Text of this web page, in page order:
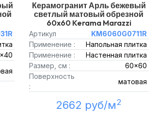
Керамогранит Арль бежевый
светлый матовый обрезной
60x60 Kerama Marazzi
Артикул
KM6060G0711R
Применение :
Напольная плитка
Применение :
Настенная плитка
Размер, см :
60x60
Поверхность
:
матовая
2662 руб/м2